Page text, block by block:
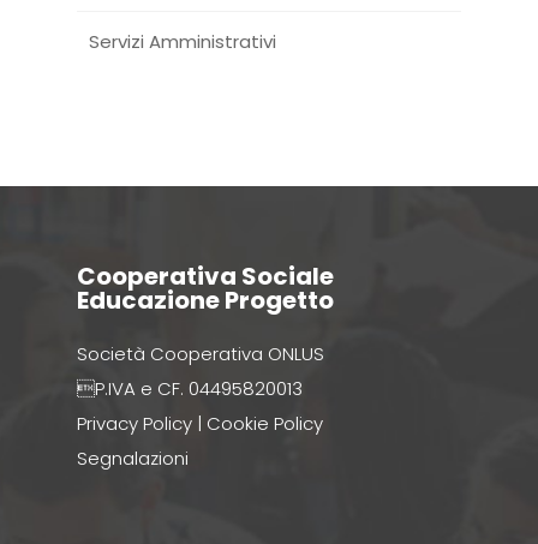
Servizi Amministrativi
Cooperativa Sociale
Educazione Progetto
Società Cooperativa ONLUS
P.IVA e CF. 04495820013
Privacy Policy | Cookie Policy
Segnalazioni